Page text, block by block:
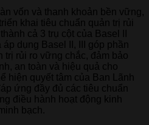
vốn và thanh khoản bền vững,
khai tiêu chuẩn quản trị rủi
cả 3 trụ cột của Basel II
dụng Basel II, III góp phần
trị rủi ro vững chắc, đảm bảo
an toàn và hiệu quả cho
hiện quyết tâm của Ban Lãnh
ứng đầy đủ các tiêu chuẩn
điều hành hoạt động kinh
bạch.